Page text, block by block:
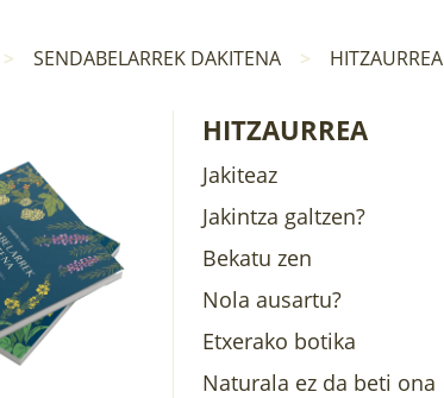
SENDABELARREK DAKITENA HITZAURREA
HITZAURREA
Jakiteaz
Jakintza galtzen?
Bekatu zen
Nola ausartu?
Etxerako botika
Naturala ez da beti ona